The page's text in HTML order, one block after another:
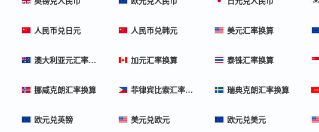
人民币兑日元 人民币兑韩元 美元汇率换算
澳大利亚元汇率换算 加元汇率换算 泰铢汇率换算
挪威克朗汇率换算 菲律宾比索汇率换算 瑞典克朗汇率换算
欧元兑英镑 美元兑欧元 欧元兑美元